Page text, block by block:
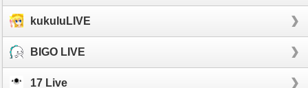
kukuluLIVE
BIGO LIVE
17 Live